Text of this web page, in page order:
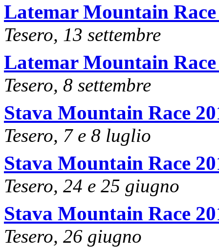
Latemar Mountain Race
Tesero, 13 settembre
Latemar Mountain Race
Tesero, 8 settembre
Stava Mountain Race
Tesero, 7 e 8 luglio
Stava Mountain Race
Tesero, 24 e 25 giugno
Stava Mountain Race
Tesero, 26 giugno